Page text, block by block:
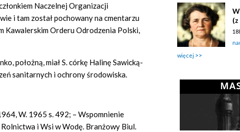
Naczelnej Organizacji
i tam został pochowany na cmentarzu
Kawalerskim Orderu Odrodzenia Polski,
położną, miał S. córkę Halinę Sawicką-
sanitarnych i ochrony środowiska.
W. 1965 s. 492; – Wspomnienie
i Wsi w Wodę. Branżowy Biul.
więcej